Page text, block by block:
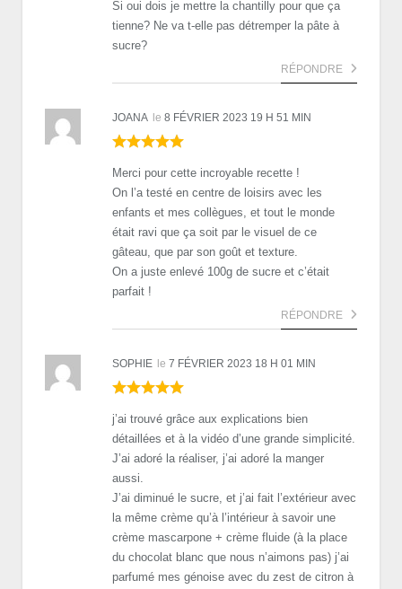
Si oui dois je mettre la chantilly pour que ça
tienne? Ne va t-elle pas détremper la pâte à
sucre?
RÉPONDRE
JOANA le 8 FÉVRIER 2023 19 H 51 MIN
Merci pour cette incroyable recette !
On l’a testé en centre de loisirs avec les
enfants et mes collègues, et tout le monde
était ravi que ça soit par le visuel de ce
gâteau, que par son goût et texture.
On a juste enlevé 100g de sucre et c’était
parfait !
RÉPONDRE
SOPHIE le 7 FÉVRIER 2023 18 H 01 MIN
j’ai trouvé grâce aux explications bien
détaillées et à la vidéo d’une grande simplicité.
J’ai adoré la réaliser, j’ai adoré la manger
aussi.
J’ai diminué le sucre, et j’ai fait l’extérieur avec
la même crème qu’à l’intérieur à savoir une
crème mascarpone + crème fluide (à la place
du chocolat blanc que nous n’aimons pas) j’ai
parfumé mes génoise avec du zest de citron à